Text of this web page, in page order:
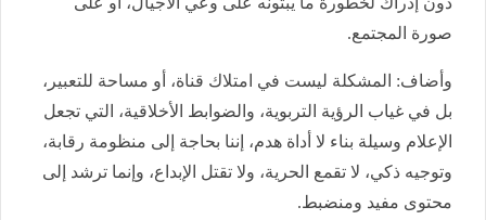
صورة المجتمع.
وأضاف: المشكلة ليست في امتلاك قناة، أو مساحة للتعبير،
بل في غياب الرؤية التربوية، والضوابط الأخلاقية، التي تجعل
الإعلام وسيلة بناء لا أداة هدم، إننا بحاجة إلى منظومة رقابة،
وتوجيه ذكي، لا تقمع الحرية، ولا تقتل الإبداع، وإنما ترشد إلى
محتوى مفيد ومنضبط.